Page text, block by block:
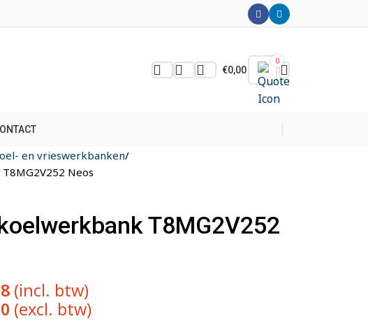
€0,00
0
en vrieswerkbanken
Neos
T8MG2V252
(incl. btw)
(excl. btw)